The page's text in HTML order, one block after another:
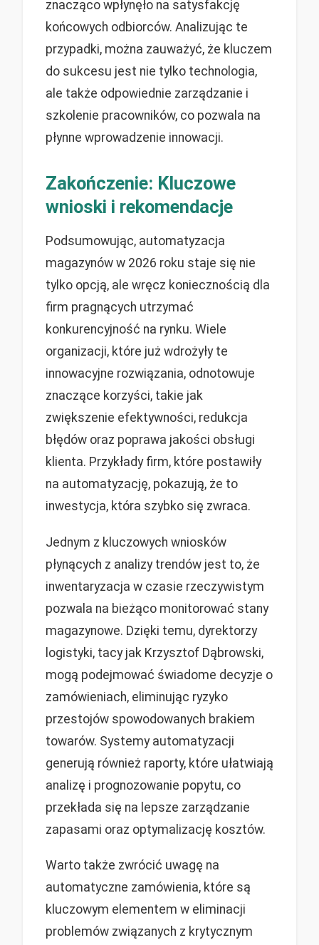
znacząco wpłynęło na satysfakcję
końcowych odbiorców. Analizując te
przypadki, można zauważyć, że kluczem
do sukcesu jest nie tylko technologia,
ale także odpowiednie zarządzanie i
szkolenie pracowników, co pozwala na
płynne wprowadzenie innowacji.
Zakończenie: Kluczowe
wnioski i rekomendacje
Podsumowując, automatyzacja
magazynów w 2026 roku staje się nie
tylko opcją, ale wręcz koniecznością dla
firm pragnących utrzymać
konkurencyjność na rynku. Wiele
organizacji, które już wdrożyły te
innowacyjne rozwiązania, odnotowuje
znaczące korzyści, takie jak
zwiększenie efektywności, redukcja
błędów oraz poprawa jakości obsługi
klienta. Przykłady firm, które postawiły
na automatyzację, pokazują, że to
inwestycja, która szybko się zwraca.
Jednym z kluczowych wniosków
płynących z analizy trendów jest to, że
inwentaryzacja w czasie rzeczywistym
pozwala na bieżąco monitorować stany
magazynowe. Dzięki temu, dyrektorzy
logistyki, tacy jak Krzysztof Dąbrowski,
mogą podejmować świadome decyzje o
zamówieniach, eliminując ryzyko
przestojów spowodowanych brakiem
towarów. Systemy automatyzacji
generują również raporty, które ułatwiają
analizę i prognozowanie popytu, co
przekłada się na lepsze zarządzanie
zapasami oraz optymalizację kosztów.
Warto także zwrócić uwagę na
automatyczne zamówienia, które są
kluczowym elementem w eliminacji
problemów związanych z krytycznym